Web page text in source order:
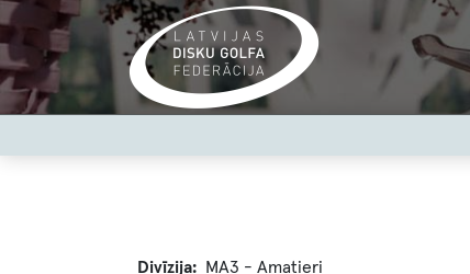
Skip
main
content
menu
Divīzija
MA3 - Amatieri